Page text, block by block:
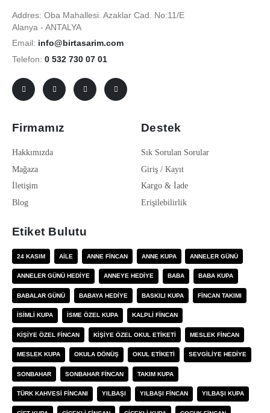
Addres: Oba Mahallesi. Azaklar Cad. No:11/E
Alanya - ANTALYA
Email: info@birtasarim.com
Telefon: 0 532 730 07 01
Firmamız
Hakkımızda
Mağaza
İletişim
Blog
Destek
Sık Sorulan Sorular
Giriş / Kayıt
Kargo & İade
Erişilebilirlik
Etiket Bulutu
24 KASIM AILE ANNE FINCAN ANNE KUPA ANNELER GÜNÜ
ANNELER GÜNÜ HEDIYE ANNEYE HEDIYE BABA BABA KUPA
BABALAR GÜNÜ BABAYA HEDIYE BASKILI KUPA FINCAN TAKIMI
ISIMLI KUPA ISME ÖZEL KUPA KALPLI FINCAN
KIŞIYE ÖZEL FINCAN KIŞIYE ÖZEL OKUL ETIKETI MESLEK FINCAN
MESLEK KUPA OKULA DÖNÜŞ OKUL ETIKETI SEVGILIYE HEDIYE
SONBAHAR SONBAHAR FINCAN TAKIM KUPA
TÜRK KAHVESI FINCANI YILBAŞI YILBAŞI FINCAN YILBAŞI KUPA